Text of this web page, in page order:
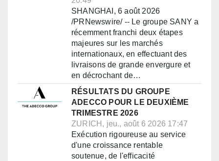
SHANGHAI, 6 août 2026
/PRNewswire/ -- Le groupe SANY a
récemment franchi deux étapes
majeures sur les marchés
internationaux, en effectuant des
livraisons de grande envergure et
en décrochant de…
RÉSULTATS DU GROUPE
ADECCO POUR LE DEUXIÈME
TRIMESTRE 2026
ZURICH, jeu., août 6 2026 17:47
Exécution rigoureuse au service
d'une croissance rentable
soutenue, de l'efficacité